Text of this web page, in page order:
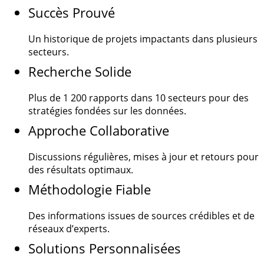
Succès Prouvé
Un historique de projets impactants dans plusieurs
secteurs.
Recherche Solide
Plus de 1 200 rapports dans 10 secteurs pour des
stratégies fondées sur les données.
Approche Collaborative
Discussions régulières, mises à jour et retours pour
des résultats optimaux.
Méthodologie Fiable
Des informations issues de sources crédibles et de
réseaux d’experts.
Solutions Personnalisées